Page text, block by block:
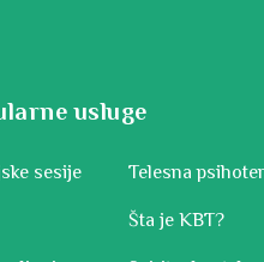
usluge
sesije
Telesna
Šta je KBT?